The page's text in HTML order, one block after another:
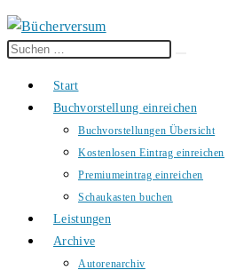
Diese
durchsuchen
Start
Buchvorstellung einreichen
Buchvorstellungen Übersicht
Kostenlosen Eintrag einreichen
Premiumeintrag einreichen
Schaukasten buchen
Leistungen
Archive
Autorenarchiv